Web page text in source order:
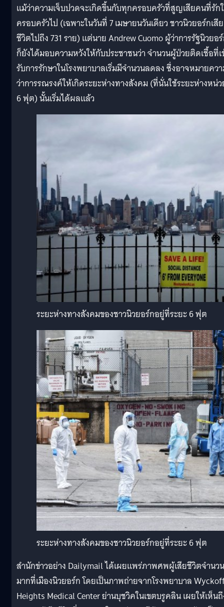
แม้ว่าความเจ็บปวดจะเกิดขึ้นกับทุกครอบครัวที่สูญเสียคนที่รัก
ครอบครัวไป (เฉพาะในวันที่ 7 เมษายนวันเดียว ชาวนิวยอร์กเสีย
ชีวิตไปถึง 731 ราย) แต่นาย Andrew Cuomo ผู้ว่าการรัฐนิวยอ
ก็ยังได้มอบความหวังให้กับประชาชนว่า จำนวนผู้ป่วยติดเชื้อที่เ
รับการรักษาในโรงพยาบาลเริ่มมีจำนวนลดลง ซึ่งอาจหมายคว
ว่าการรณรงค์ให้เกิดระยะห่างทางสังคม (ที่นั่นใช้ระยะห่างหน่
6 ฟุต) นั้นเริ่มได้ผลแล้ว
ระยะห่างทางสังคมของชาวนิวยอร์กอยู่ที่ระยะ 6 ฟุต
ระยะห่างทางสังคมของชาวนิวยอร์กอยู่ที่ระยะ 6 ฟุต
สำนักข่าวอย่าง Dailymail ได้เผยแพร่ภาพศพผู้เสียชีวิตจำนวน
มากที่เมืองนิวยอร์ก โดยเป็นภาพถ่ายจากโรงพยาบาล
Heights Medical Center ย่านบุชวิคในเขตบรูคลิน เผยให้เห็น